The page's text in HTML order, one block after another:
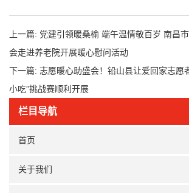
上一篇: 党建引领暖桑榆 端午温情敬百岁 南昌
会走进养老院开展暖心慰问活动
下一篇: 志愿暖心助盛会！铅山县让爱回家志愿
小吃”挑战赛顺利开展
栏目导航
首页
关于我们